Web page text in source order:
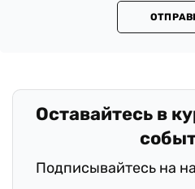
Оставайтесь в
Подписывайтесь на